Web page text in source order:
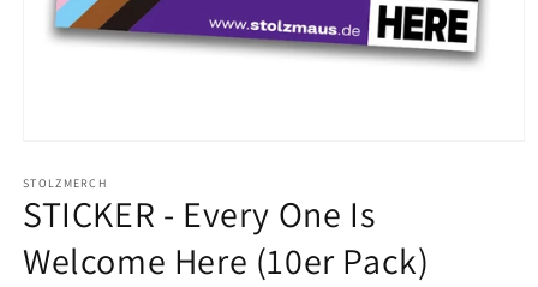
in
Modal
öffnen
STOLZMERCH
STICKER - Every One Is
Welcome Here (10er Pack)